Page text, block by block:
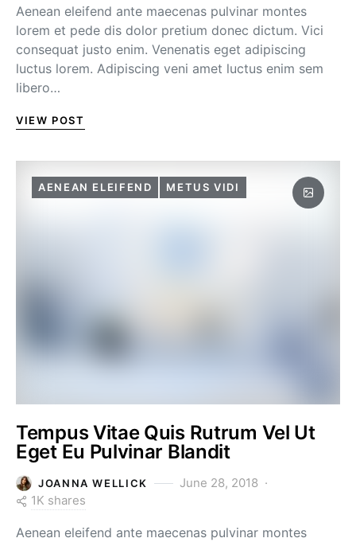
Aenean eleifend ante maecenas pulvinar montes
lorem et pede dis dolor pretium donec dictum. Vici
consequat justo enim. Venenatis eget adipiscing
luctus lorem. Adipiscing veni amet luctus enim sem
libero…
VIEW POST
AENEAN ELEIFEND METUS VIDI
Tempus Vitae Quis Rutrum Vel Ut
Eget Eu Pulvinar Blandit
JOANNA WELLICK
June 28, 2018
1K shares
Aenean eleifend ante maecenas pulvinar montes